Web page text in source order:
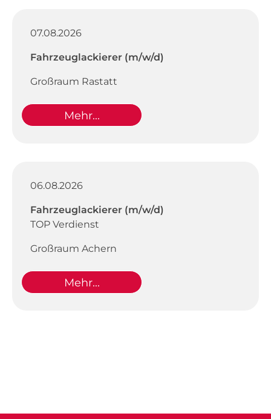
07.08.2026
Fahrzeuglackierer (m/w/d)
Großraum Rastatt
Mehr...
06.08.2026
Fahrzeuglackierer (m/w/d)
TOP Verdienst
Großraum Achern
Mehr...